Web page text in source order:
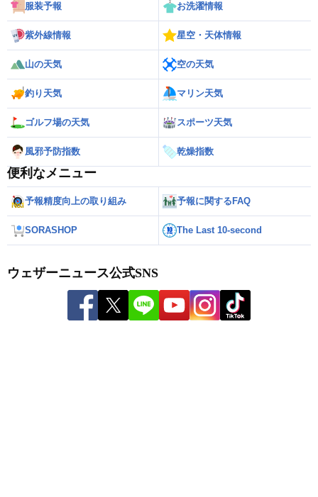
服装予報 お洗濯情報
紫外線情報 星空・天体情報
山の天気 空の天気
釣り天気 マリン天気
ゴルフ場の天気 スポーツ天気
風邪予防指数 乾燥指数
便利なメニュー
予報精度向上の取り組み 予報に関するFAQ
SORASHOP The Last 10-second
ウェザーニュース公式SNS